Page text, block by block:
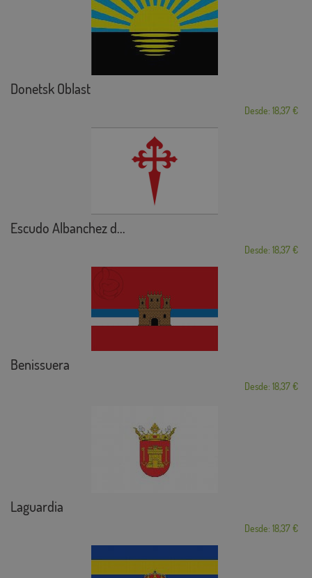
Donetsk Oblast
Desde: 18,37 €
Escudo Albanchez d...
Desde: 18,37 €
Benissuera
Desde: 18,37 €
Laguardia
Desde: 18,37 €